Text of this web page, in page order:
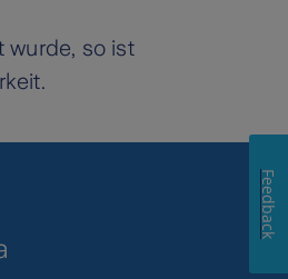
wurde, so ist
Feedback